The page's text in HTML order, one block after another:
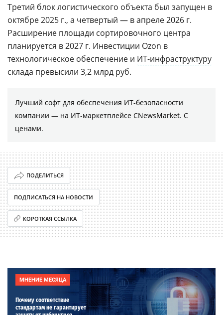
Третий блок логистического объекта был запущен в
октябре 2025 г., а четвертый — в апреле 2026 г.
Расширение площади сортировочного центра
планируется в 2027 г. Инвестиции Ozon в
технологическое обеспечение и ИT-инфраструктуру
склада превысили 3,2 млрд руб.
Лучший софт для обеспечения ИТ-безопасности
компании ― на ИТ-маркетплейсе CNewsMarket. С
ценами.
ПОДЕЛИТЬСЯ
ПОДПИСАТЬСЯ НА НОВОСТИ
КОРОТКАЯ ССЫЛКА
МНЕНИЕ МЕСЯЦА
Почему соответствие
стандартам не гарантирует